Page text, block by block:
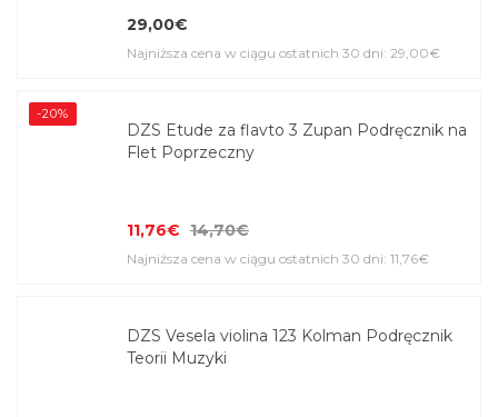
29,00€
Najniższa cena w ciągu ostatnich 30 dni: 29,00€
-20%
DZS Etude za flavto 3 Zupan Podręcznik na
Flet Poprzeczny
11,76€ 14,70€
Najniższa cena w ciągu ostatnich 30 dni: 11,76€
DZS Vesela violina 123 Kolman Podręcznik
Teorii Muzyki